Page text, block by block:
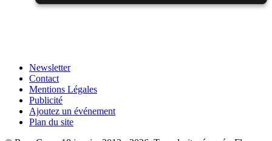
les 3 et 4 octobre 2026 - à Calais
du 26 au 28 mars 2027 - à Mons
Culture Japonaise et Otaku
Mang'Azur 2027
les 24 et 25 avril 2027 - à Toulon
Salons & conventions geeks
Newsletter
Contact
Mentions Légales
Publicité
Ajoutez un événement
Plan du site